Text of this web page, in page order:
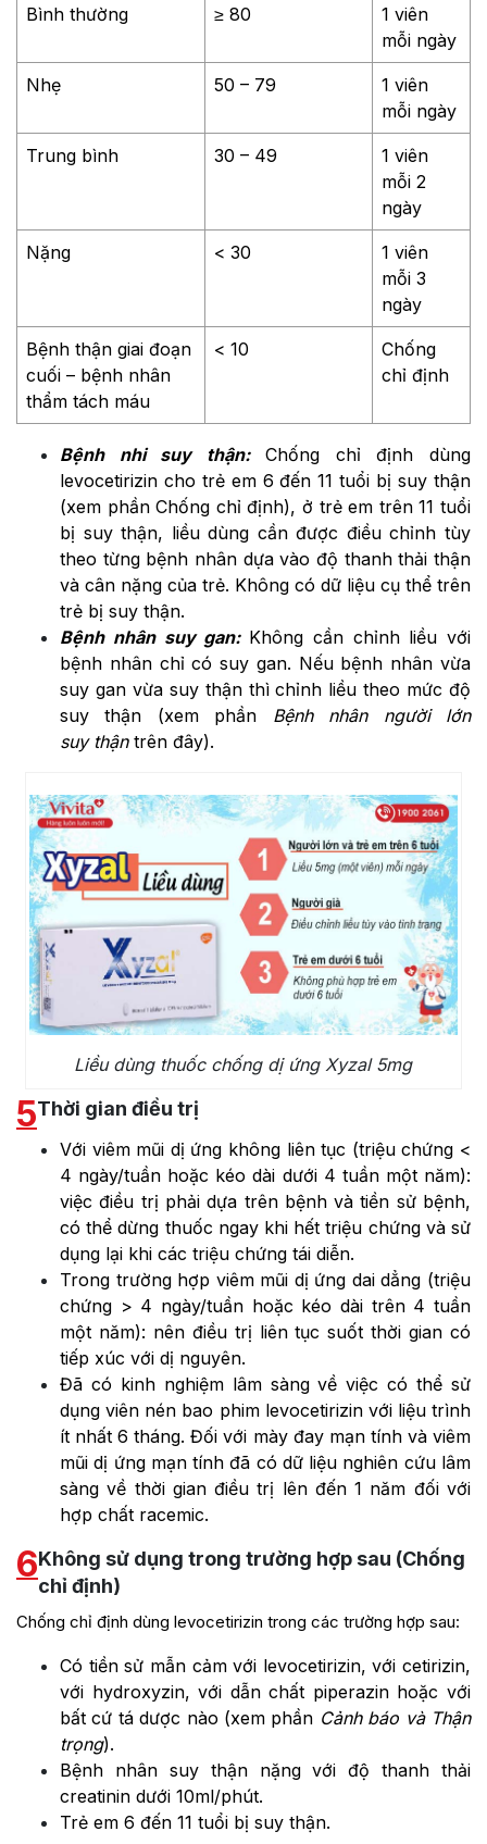
Bình thường ≥ 80
1 viên
mỗi ngày
Nhẹ 50 – 79
1 viên
mỗi ngày
Trung bình 30 – 49
1 viên
mỗi 2
ngày
Nặng < 30
1 viên
mỗi 3
ngày
Bệnh thận giai đoạn
cuối – bệnh nhân
thẩm tách máu
< 10
Chống
chỉ định
Bệnh nhi suy thận:
Chống chỉ định dùng
levocetirizin cho trẻ em 6 đến 11 tuổi bị suy thận
(xem phần Chống chỉ định), ở trẻ em trên 11 tuổi
bị suy thận, liều dùng cần được điều chỉnh tùy
theo từng bệnh nhân dựa vào độ thanh thải thận
và cân nặng của trẻ. Không có dữ liệu cụ thể trên
trẻ bị suy thận.
Bệnh nhân suy gan: Không cần chỉnh liều với
bệnh nhân chỉ có suy gan. Nếu bệnh nhân vừa
suy gan vừa suy thận thì chỉnh liều theo mức độ
suy thận (xem phần Bệnh nhân người lớn
suy thậntrên đây).
Liều dùng thuốc chống dị ứng Xyzal 5mg
5Thời gian điều trị
Với viêm mũi dị ứng không liên tục (triệu chứng <
4 ngày/tuần hoặc kéo dài dưới 4 tuần một năm):
việc điều trị phải dựa trên bệnh và tiền sử bệnh,
có thể dừng thuốc ngay khi hết triệu chứng và sử
dụng lại khi các triệu chứng tái diễn.
Trong trường hợp viêm mũi dị ứng dai dẳng (triệu
chứng > 4 ngày/tuần hoặc kéo dài trên 4 tuần
một năm): nên điều trị liên tục suốt thời gian có
tiếp xúc với dị nguyên.
Đã có kinh nghiệm lâm sàng về việc có thể sử
dụng viên nén bao phim levocetirizin với liệu trình
ít nhất 6 tháng. Đối với mày đay mạn tính và viêm
mũi dị ứng mạn tính đã có dữ liệu nghiên cứu lâm
sàng về thời gian điều trị lên đến 1 năm đối với
hợp chất racemic.
6Không sử dụng trong trường hợp sau (Chống
chỉ định)
Chống chỉ định dùng levocetirizin trong các trường hợp sau:
Có tiền sử mẫn cảm với levocetirizin, với cetirizin,
với hydroxyzin, với dẫn chất piperazin hoặc với
bất cứ tá dược nào (xem phần Cảnh báo và Thận
trọng).
Bệnh nhân suy thận nặng với độ thanh thải
creatinin dưới 10ml/phút.
Trẻ em 6 đến 11 tuổi bị suy thận.